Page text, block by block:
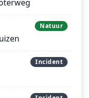
Natuur
Incident